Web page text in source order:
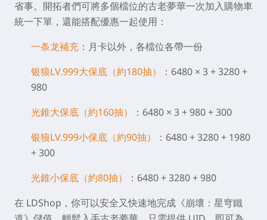
省事。開拓者們可將多個檔位的古老夢華一次加入購物車
統一下單，還能搭配優惠一起使用：
一条龙補充 ：月卡以外，各檔位各帶一份
银狼LV.999大保底（約180抽）
：6480 × 3 + 3280 +
980
光錐大保底（約160抽）
：6480 × 3 + 980 + 300
银狼LV.999小保底（約90抽）
：6480 + 3280 + 1980
+ 300
光錐小保底（約80抽）
：6480 + 3280 + 980
在 LDShop，你可以安全又快速地完成《崩壞：星穹鐵